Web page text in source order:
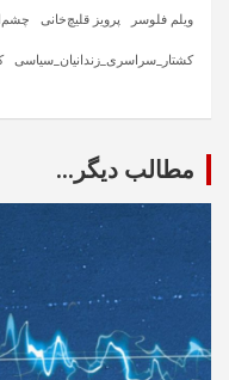
ویلم فلوسر پرویز قلیچ‌خانی
کشتار_سراسری_زندانیان_سیاسی
مطالب دیگر...